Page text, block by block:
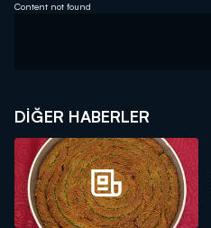
Content not found
DIĞER HABERLER